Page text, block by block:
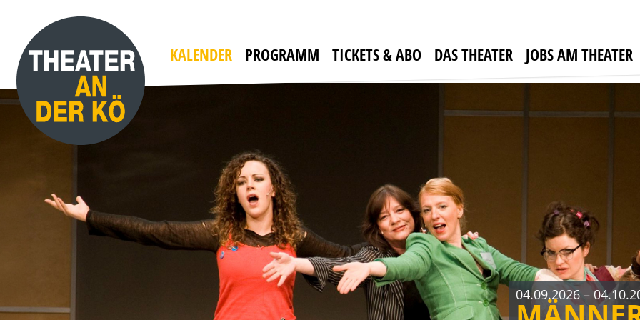
KALENDER PROGRAMM TICKETS & ABO DAS THEATER JOBS AM THEATER
04.09.2026 –
Komödie von
Komödie von René